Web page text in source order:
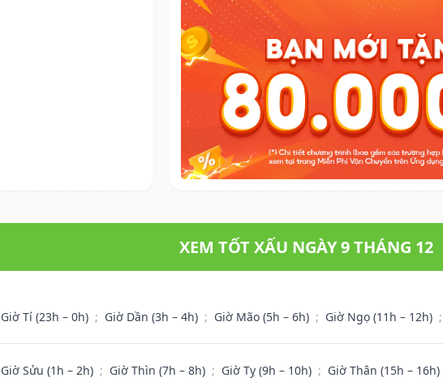
XEM TỐT XẤU NGÀY 9 THÁNG 12
Giờ Tí (23h – 0h) ; Giờ Dần (3h – 4h) ; Giờ Mão (5h – 6h) ; Giờ Ngọ (11h – 12h) ;
Giờ Sửu (1h – 2h) ; Giờ Thìn (7h – 8h) ; Giờ Tỵ (9h – 10h) ; Giờ Thân (15h – 16h)